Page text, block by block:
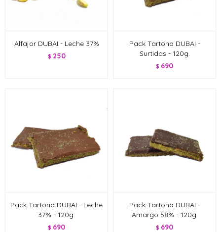
Alfajor DUBAI - Leche 37%
$ 250
Pack Tartona DUBAI -
Surtidas - 120g.
$ 690
Pack Tartona DUBAI - Leche
37% - 120g.
$ 690
Pack Tartona DUBAI -
Amargo 58% - 120g.
$ 690